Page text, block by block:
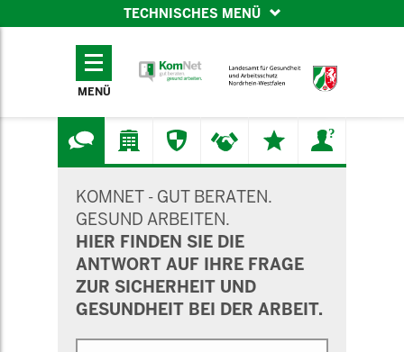
TECHNISCHES MENÜ
TECHNISCHES
MENÜ
KOMNET - GUT BERATEN.
GESUND ARBEITEN.
HIER FINDEN SIE DIE
ANTWORT AUF IHRE FRAGE
ZUR SICHERHEIT UND
GESUNDHEIT BEI DER ARBEIT.